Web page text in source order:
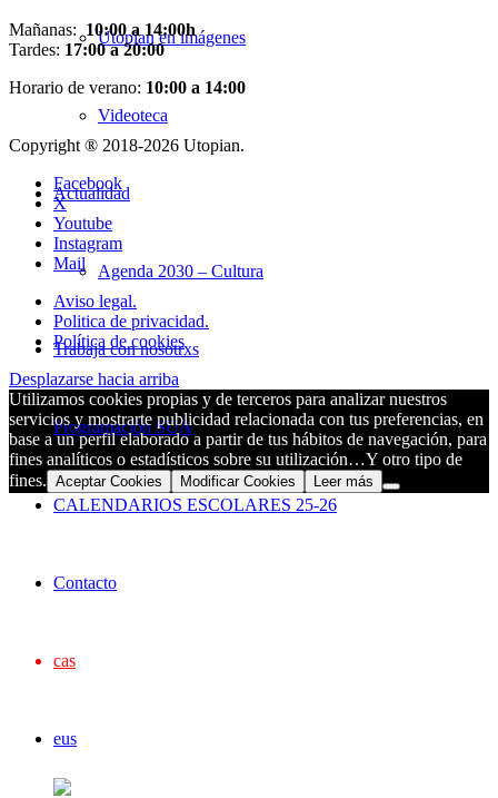
Utopian en imágenes
Videoteca
Actualidad
Agenda 2030 – Cultura
Trabaja con nosotrxs
Programación SUA
CALENDARIOS ESCOLARES 25-26
Contacto
cas
eus
Mañanas: 10:00 a 14:00h
Tardes: 17:00 a 20:00
Horario de verano: 10:00 a 14:00
Copyright ® 2018-2026 Utopian.
Facebook
X
Youtube
Instagram
Mail
Aviso legal.
Politica de privacidad.
Política de cookies
Desplazarse hacia arriba
Utilizamos cookies propias y de terceros para analizar nuestros
servicios y mostrarte publicidad relacionada con tus preferencias, en
base a un perfil elaborado a partir de tus hábitos de navegación, para
fines analíticos o estadísticos sobre su utilización…Y otro tipo de
fines. Aceptar Cookies Modificar Cookies Leer más